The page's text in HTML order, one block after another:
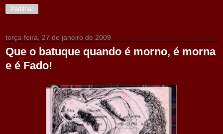
Partilhar
terça-feira, 27 de janeiro de 2009
Que o batuque quando é morno, é morna
e é Fado!